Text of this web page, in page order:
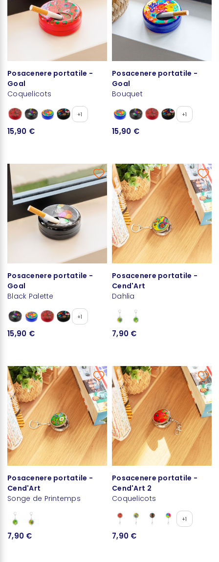
Posacenere portatile -
Goal
Coquelicots
+1
15,90 €
Posacenere portatile -
Goal
Bouquet
+1
15,90 €
Posacenere portatile -
Goal
Black Palette
+1
15,90 €
Posacenere portatile -
Cend'Art
Dahlia
7,90 €
Posacenere portatile -
Cend'Art
Songe de Printemps
7,90 €
Posacenere portatile -
Cend'Art 2
Coquelicots
+1
7,90 €